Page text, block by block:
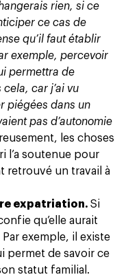
rien, si ce
ce cas de
qu’il faut établir
exemple, percevoir
permettra de
car j’ai vu
piégées dans un
pas d’autonomie
les choses
l’a soutenue pour
retrouvé un travail à
expatriation. Si
qu’elle aurait
exemple, il existe
permet de savoir ce
statut familial.